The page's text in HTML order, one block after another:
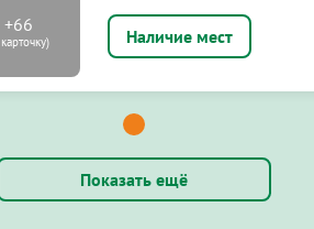
Показать ещё